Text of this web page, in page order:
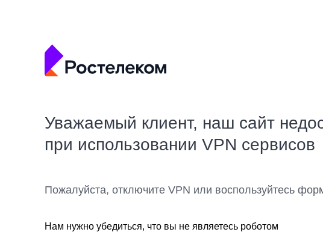
Уважаемый клиент, наш сайт
при использовании VPN сервисов
Пожалуйста, отключите VPN или воспользуйтесь
Нам нужно убедиться, что вы не являетесь роботом